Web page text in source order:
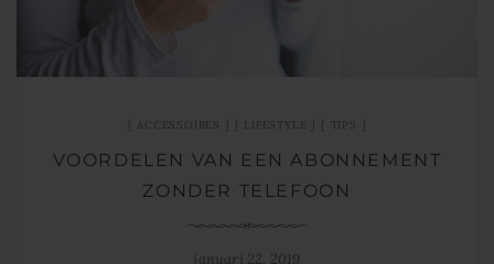
ACCESSOIRES LIFESTYLE TIPS
VOORDELEN VAN EEN ABONNEMENT
ZONDER TELEFOON
januari 22, 2019